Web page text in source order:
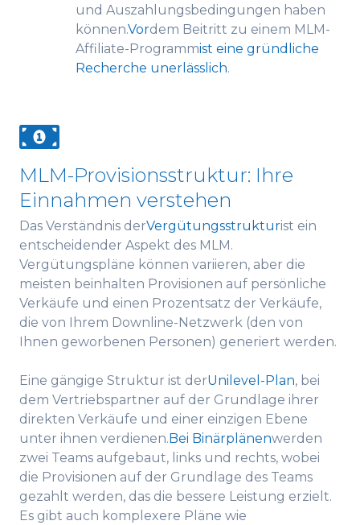
und Auszahlungsbedingungen haben
können.Vordem Beitritt zu einem MLM-
Affiliate-Programmist eine gründliche
Recherche unerlässlich.
MLM-Provisionsstruktur: Ihre
Einnahmen verstehen
Das Verständnis derVergütungsstrukturist ein
entscheidender Aspekt des MLM.
Vergütungspläne können variieren, aber die
meisten beinhalten Provisionen auf persönliche
Verkäufe und einen Prozentsatz der Verkäufe,
die von Ihrem Downline-Netzwerk (den von
Ihnen geworbenen Personen) generiert werden.
Eine gängige Struktur ist derUnilevel-Plan, bei
dem Vertriebspartner auf der Grundlage ihrer
direkten Verkäufe und einer einzigen Ebene
unter ihnen verdienen. Bei Binärplänenwerden
zwei Teams aufgebaut, links und rechts, wobei
die Provisionen auf der Grundlage des Teams
gezahlt werden, das die bessere Leistung erzielt.
Es gibt auch komplexere Pläne wie